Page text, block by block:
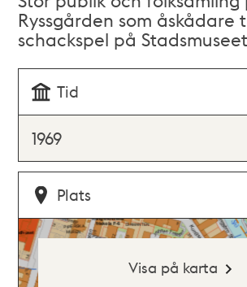
Ryssgården som åskådare
schackspel på
Tid
1969
Plats
Visa på karta